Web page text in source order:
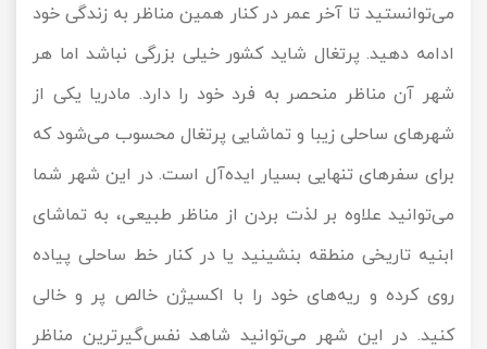
می‌توانستید تا آخر عمر در کنار همین مناظر به زندگی خود
ادامه دهید. پرتغال شاید کشور خیلی بزرگی نباشد اما هر
شهر آن مناظر منحصر به فرد خود را دارد. مادریا یکی از
شهرهای ساحلی زیبا و تماشایی پرتغال محسوب می‌شود که
برای سفرهای تنهایی بسیار ایده‌آل است. در این شهر شما
می‌توانید علاوه بر لذت بردن از مناظر طبیعی، به تماشای
ابنیه تاریخی منطقه بنشینید یا در کنار خط ساحلی پیاده
روی کرده و ریه‌های خود را با اکسیژن خالص پر و خالی
کنید. در این شهر می‌توانید شاهد نفس‌گیرترین مناظر